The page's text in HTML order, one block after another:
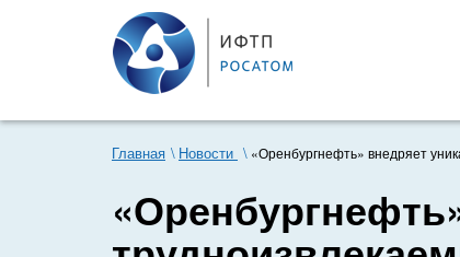
Главная Новости «Оренбургнефть» внедряет